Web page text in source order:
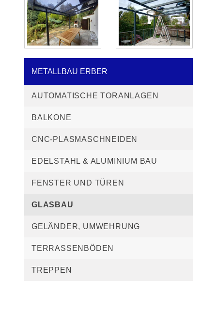
METALLBAU ERBER
AUTOMATISCHE TORANLAGEN
BALKONE
CNC-PLASMASCHNEIDEN
EDELSTAHL & ALUMINIUM BAU
FENSTER UND TÜREN
GLASBAU
GELÄNDER, UMWEHRUNG
TERRASSENBÖDEN
TREPPEN